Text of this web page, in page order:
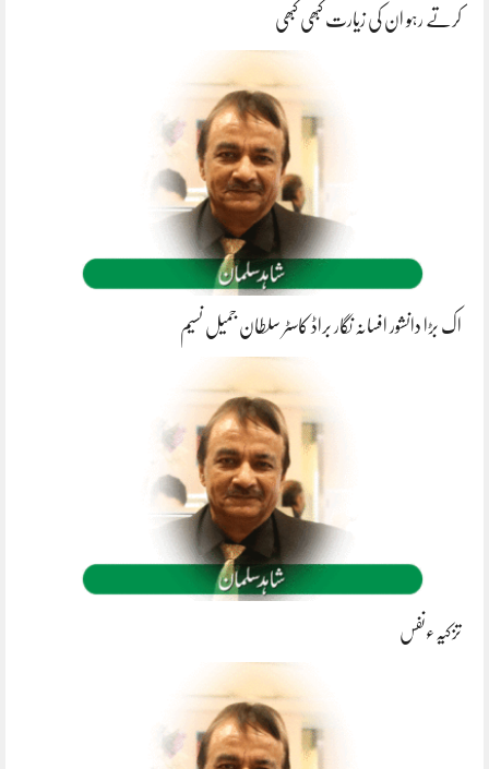
کرتے رہو ان کی زیارت کبھی کبھی
اک بڑا دانشور افسانہ نگار براڈ کاسٹر سلطان جمیل نسیم
تزکیہءنفس